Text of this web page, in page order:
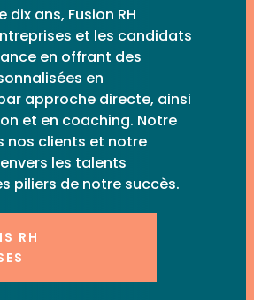
dix ans, Fusion RH
et les candidats
en offrant des
en
approche directe, ainsi
et en coaching. Notre
nos clients et notre
les talents
piliers de notre succès.
RH